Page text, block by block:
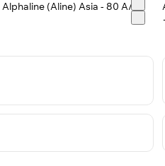
(Aline) Asia - 80 А/ч